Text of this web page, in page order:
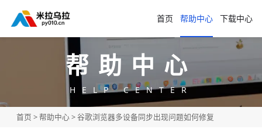
首页 帮助中心 下载中心
帮助中心
HELP CENTER
首页 >帮助中心> 谷歌浏览器多设备同步出现问题如何修复